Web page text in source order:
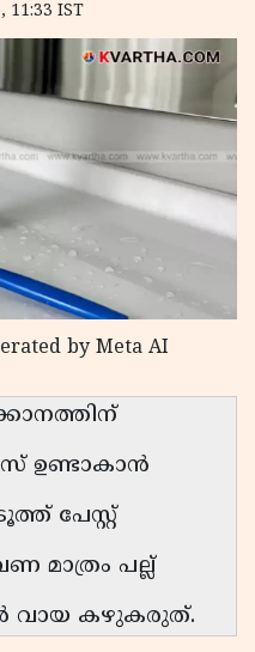
11:33 IST
by Meta AI
ഉണ്ടാകാൻ
പേസ്റ്റ്
മാത്രം പല്ല്
വായ കഴുകരുത്.